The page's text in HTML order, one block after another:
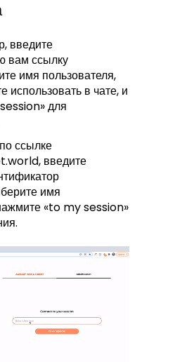
введите
вам ссылку
имя пользователя,
использовать в чате, и
для
ссылке
введите
имя
«to my session»